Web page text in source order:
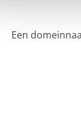
Een